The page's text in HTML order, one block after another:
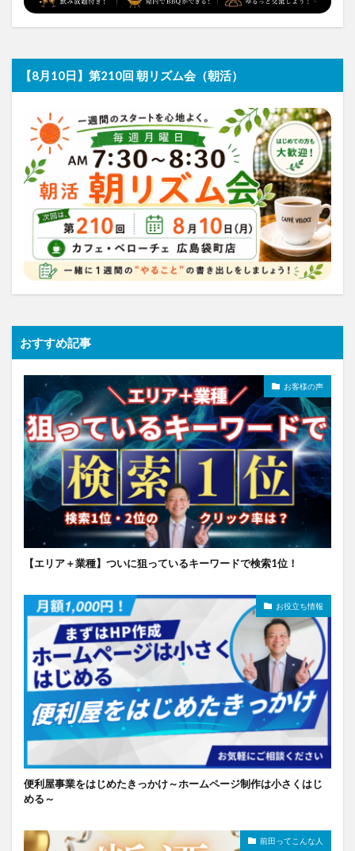
【8月10日】第210回 朝リズム会（朝活）
おすすめ記事
お客様の声
【エリア＋業種】ついに狙っているキーワードで検索1位！
お役立ち情報
便利屋事業をはじめたきっかけ～ホームページ制作は小さくはじ
める～
前田ってこんな人